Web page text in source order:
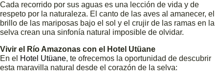
Cada recorrido por sus aguas es una lección de vida y de
respeto por la naturaleza. El canto de las aves al amanecer, el
brillo de las mariposas bajo el sol y el crujir de las ramas en la
selva crean una sinfonía natural imposible de olvidar.
Vivir el Río Amazonas con el Hotel Utüane
En el Hotel Utüane, te ofrecemos la oportunidad de descubrir
esta maravilla natural desde el corazón de la selva: